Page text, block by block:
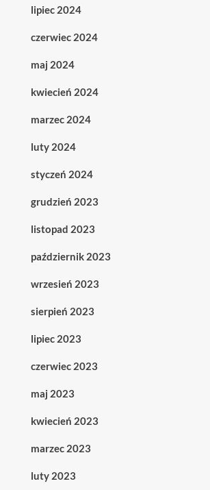
lipiec 2024
czerwiec 2024
maj 2024
kwiecień 2024
marzec 2024
luty 2024
styczeń 2024
grudzień 2023
listopad 2023
październik 2023
wrzesień 2023
sierpień 2023
lipiec 2023
czerwiec 2023
maj 2023
kwiecień 2023
marzec 2023
luty 2023